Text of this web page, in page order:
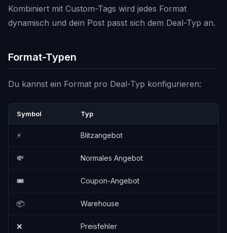
Kombiniert mit Custom-Tags wird jedes Format
dynamisch und dein Post passt sich dem Deal-Typ an.
Format-Typen
Du kannst ein Format pro Deal-Typ konfigurieren:
Symbol Typ
⚡ Blitzangebot
💸 Normales Angebot
🎟️ Coupon-Angebot
📦 Warehouse
❌ Preisfehler